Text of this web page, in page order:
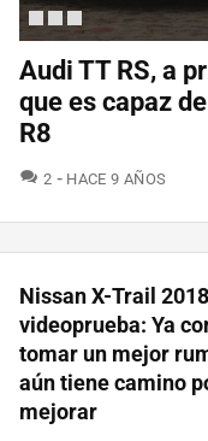
Audi TT RS, a
que es capaz
R8
2 COMENTARIOS
HACE 9 AÑOS
Nissan X-Trail
videoprueba: Ya
tomar un mejor
aún tiene camino
mejorar